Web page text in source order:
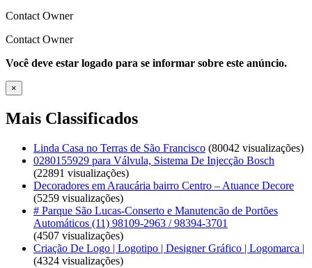
Contact Owner
Contact Owner
Você deve estar logado para se informar sobre este anúncio.
×
Mais Classificados
Linda Casa no Terras de São Francisco (80042 visualizações)
0280155929 para Válvula, Sistema De Injecção Bosch
(22891 visualizações)
Decoradores em Araucária bairro Centro – Atuance Decore
(5259 visualizações)
# Parque São Lucas-Conserto e Manutencão de Portões
Automáticos (11) 98109-2963 / 98394-3701
(4507 visualizações)
Criação De Logo | Logotipo | Designer Gráfico | Logomarca |
(4324 visualizações)